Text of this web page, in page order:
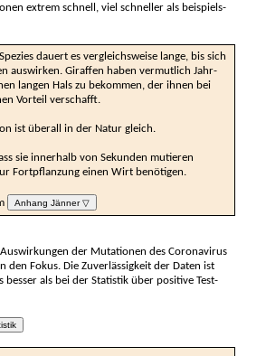
extrem schnell, viel schneller als beispiels­
dauert es vergleichs­weise lange, bis sich
aus­wir­ken. Giraffen haben vermutlich Jahr­
langen Hals zu be­kommen, der ihnen bei
Vorteil ver­schafft.
ist überall in der Natur gleich.
sie innerhalb von Sekunden mu­tieren
Fort­pflanzung einen Wirt benö­tigen.
Anhang Jänner ▽
der Mutationen des Corona­virus
den Fokus. Die Zuver­lässig­keit der Daten ist
besser als bei der Statis­tik über posi­tive Test­